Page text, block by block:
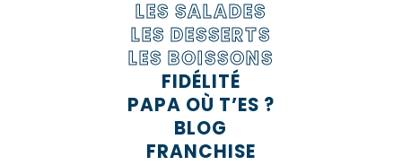
LES SALADES
LES DESSERTS
LES BOISSONS
FIDÉLITÉ
PAPA OÙ T’ES ?
BLOG
FRANCHISE